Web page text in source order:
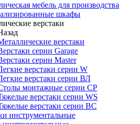
мебель для производства
шкафы
верстаки
верстаки
серии Garage
серии Master
верстаки серии W
верстаки серии ВЛ
монтажные серии СР
верстаки серии WS
верстаки серии ВС
инструментальные